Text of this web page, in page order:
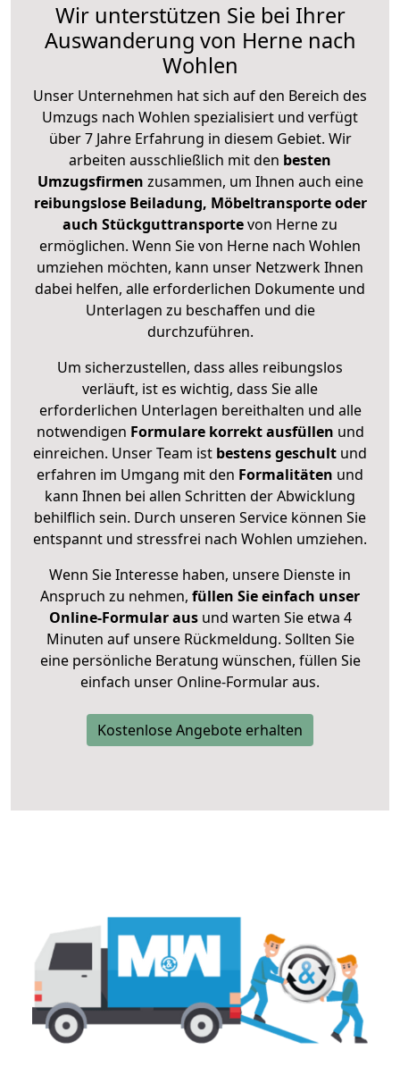
Wir unterstützen Sie bei Ihrer
Auswanderung von Herne nach
Wohlen
Unser Unternehmen hat sich auf den Bereich des
Umzugs nach Wohlen spezialisiert und verfügt
über 7 Jahre Erfahrung in diesem Gebiet. Wir
arbeiten ausschließlich mit den besten
Umzugsfirmen zusammen, um Ihnen auch eine
reibungslose Beiladung, Möbeltransporte oder
auch Stückguttransportevon Herne zu
ermöglichen. Wenn Sie von Herne nach Wohlen
umziehen möchten, kann unser Netzwerk Ihnen
dabei helfen, alle erforderlichen Dokumente und
Unterlagen zu beschaffen und die
durchzuführen.
Um sicherzustellen, dass alles reibungslos
verläuft, ist es wichtig, dass Sie alle
erforderlichen Unterlagen bereithalten und alle
notwendigen Formulare korrekt ausfüllen und
einreichen. Unser Team ist bestens geschult und
erfahren im Umgang mit den Formalitäten und
kann Ihnen bei allen Schritten der Abwicklung
behilflich sein. Durch unseren Service können Sie
entspannt und stressfrei nach Wohlen umziehen.
Wenn Sie Interesse haben, unsere Dienste in
Anspruch zu nehmen, füllen Sie einfach unser
Online-Formular ausund warten Sie etwa 4
Minuten auf unsere Rückmeldung. Sollten Sie
eine persönliche Beratung wünschen, füllen Sie
einfach unser Online-Formular aus.
Kostenlose Angebote erhalten